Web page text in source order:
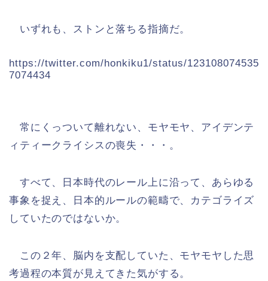
いずれも、ストンと落ちる指摘だ。
https://twitter.com/honkiku1/status/123108074535
7074434
常にくっついて離れない、モヤモヤ、アイデンテ
ィティークライシスの喪失・・・。
すべて、日本時代のレール上に沿って、あらゆる
事象を捉え、日本的ルールの範疇で、カテゴライズ
していたのではないか。
この２年、脳内を支配していた、モヤモヤした思
考過程の本質が見えてきた気がする。